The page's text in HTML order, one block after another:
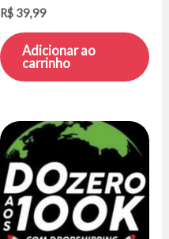
R$ 39,99
Adicionar ao
carrinho